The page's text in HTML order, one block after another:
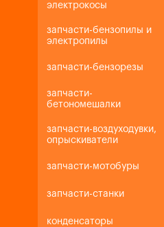
электрокосы
запчасти-бензопилы и
электропилы
запчасти-бензорезы
запчасти-
бетономешалки
запчасти-воздуходувки,
опрыскиватели
запчасти-мотобуры
запчасти-станки
конденсаторы